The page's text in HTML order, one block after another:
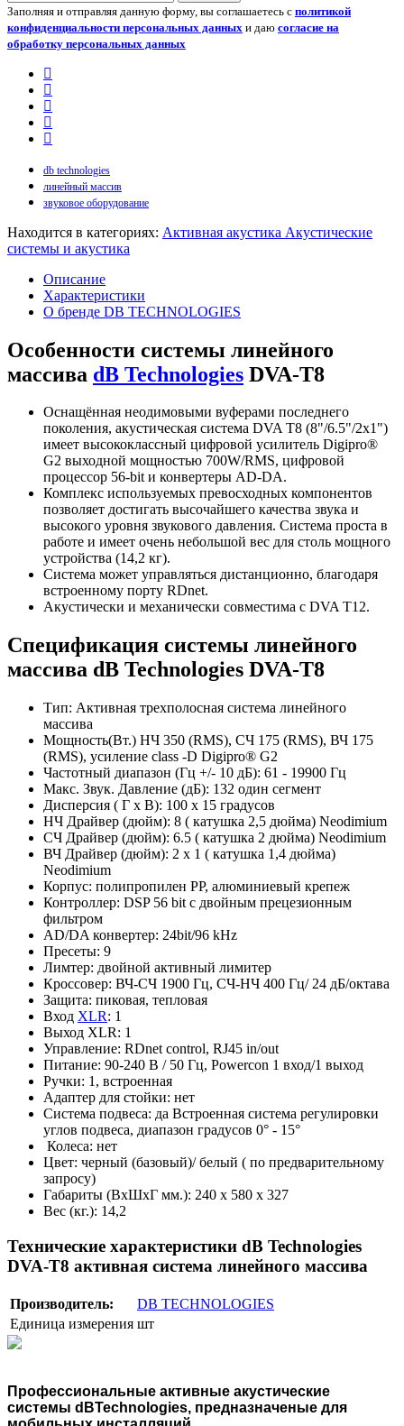
Заполняя и отправляя данную форму, вы соглашаетесь с политикой
конфиденциальности персональных данных и даю согласие на
обработку персональных данных
db technologies
линейный массив
звуковое оборудование
Находится в категориях: Активная акустика Акустические
системы и акустика
Описание
Характеристики
О бренде DB TECHNOLOGIES
Особенности системы линейного
массива dB Technologies DVA-T8
Оснащённая неодимовыми вуферами последнего
поколения, акустическая система DVA T8 (8"/6.5"/2x1")
имеет высококлассный цифровой усилитель Digipro®
G2 выходной мощностью 700W/RMS, цифровой
процессор 56-bit и конвертеры AD-DA.
Комплекс используемых превосходных компонентов
позволяет достигать высочайшего качества звука и
высокого уровня звукового давления. Система проста в
работе и имеет очень небольшой вес для столь мощного
устройства (14,2 кг).
Система может управляться дистанционно, благодаря
встроенному порту RDnet.
Акустически и механически совместима с DVA T12.
Спецификация системы линейного
массива dB Technologies DVA-T8
Тип: Активная трехполосная система линейного
массива
Мощность(Вт.) НЧ 350 (RMS), СЧ 175 (RMS), ВЧ 175
(RMS), усиление class -D Digipro® G2
Частотный диапазон (Гц +/- 10 дБ): 61 - 19900 Гц
Макс. Звук. Давление (дБ): 132 один сегмент
Дисперсия ( Г х В): 100 х 15 градусов
НЧ Драйвер (дюйм): 8 ( катушка 2,5 дюйма) Neodimium
СЧ Драйвер (дюйм): 6.5 ( катушка 2 дюйма) Neodimium
ВЧ Драйвер (дюйм): 2 x 1 ( катушка 1,4 дюйма)
Neodimium
Корпус: полипропилен PP, алюминиевый крепеж
Контроллер: DSP 56 bit с двойным прецезионным
фильтром
AD/DA конвертер: 24bit/96 kHz
Пресеты: 9
Лимтер: двойной активный лимитер
Кроссовер: ВЧ-СЧ 1900 Гц, СЧ-НЧ 400 Гц/ 24 дБ/октава
Защита: пиковая, тепловая
Вход XLR: 1
Выход XLR: 1
Управление: RDnet control, RJ45 in/out
Питание: 90-240 В / 50 Гц, Powercon 1 вход/1 выход
Ручки: 1, встроенная
Адаптер для стойки: нет
Система подвеса: да Встроенная система регулировки
углов подвеса, диапазон градусов 0° - 15°
Колеса: нет
Цвет: черный (базовый)/ белый ( по предварительному
запросу)
Габариты (ВхШхГ мм.): 240 х 580 х 327
Вес (кг.): 14,2
Технические характеристики dB Technologies
DVA-T8 активная система линейного массива
Производитель:
DB TECHNOLOGIES
Единица измерения шт
Профессиональные активные акустические
системы dBTechnologies, предназначеные для